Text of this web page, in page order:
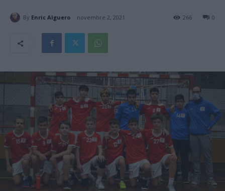
By Enric Alguero novembre 2, 2021 0
266